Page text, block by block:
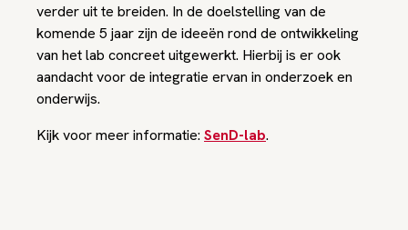
verder uit te breiden. In de doelstelling van de
komende 5 jaar zijn de ideeën rond de ontwikkeling
van het lab concreet uitgewerkt. Hierbij is er ook
aandacht voor de integratie ervan in onderzoek en
onderwijs.
Kijk voor meer informatie: SenD-lab.